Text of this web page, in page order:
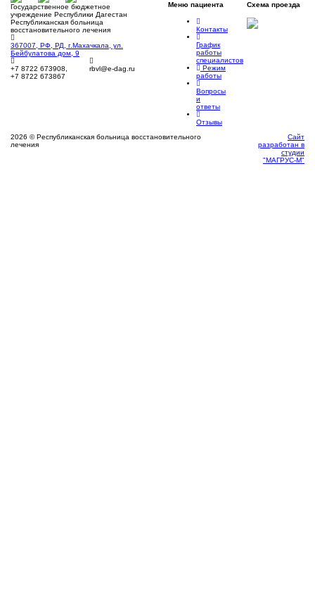
Государственное бюджетное
учреждение Республики Дагестан
Республиканская больница
восстановительного лечения
367007, РФ, РД, г.Махачкала, ул.
Бейбулатова дом, 9
+7 8722 673908,
+7 8722 673867
rbvl@e-dag.ru
Меню пациента
Контакты
График
работы
специалистов
Режим
работы
Вопросы
и
ответы
Отзывы
Схема проезда
2026 © Республиканская больница восстановительного
лечения
Сайт
разработан в
студии
"МАГРУС-М"